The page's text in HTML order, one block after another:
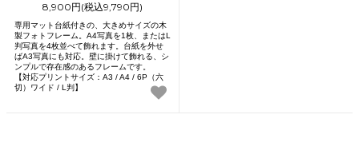
8,900円(税込9,790円)
専用マット台紙付きの、大きめサイズの木
製フォトフレーム。A4写真を1枚、またはL
判写真を4枚並べて飾れます。台紙を外せ
ばA3写真にも対応。壁に掛けて飾れる、シ
ンプルで存在感のあるフレームです。
【対応プリントサイズ：A3 / A4 / 6P（六
切）ワイド / L判】